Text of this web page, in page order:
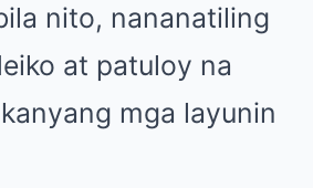
nito, nananatiling
at patuloy na
mga layunin